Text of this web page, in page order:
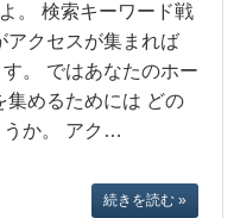
。 検索キーワード戦
アクセスが集まれば
。 ではあなたのホー
集めるためには どの
うか。 アク…
続きを読む »